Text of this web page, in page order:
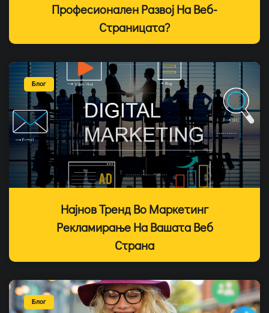
Професионален Развој На Веб-
Страницата?
Блог
Најнов Тренд Во Маркетинг
Рекламирање На Вашата Веб
Страна
Блог